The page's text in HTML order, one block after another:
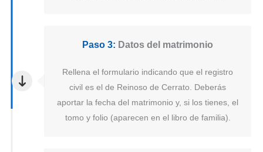
Paso 3: Datos del matrimonio
Rellena el formulario indicando que el registro
civil es el de Reinoso de Cerrato. Deberás
aportar la fecha del matrimonio y, si los tienes, el
tomo y folio (aparecen en el libro de familia).